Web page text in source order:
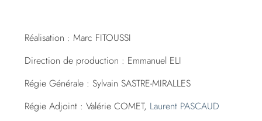
Réalisation : Marc FITOUSSI
Direction de production : Emmanuel ELI
Régie Générale : Sylvain SASTRE-MIRALLES
Régie Adjoint : Valérie COMET, Laurent PASCAUD